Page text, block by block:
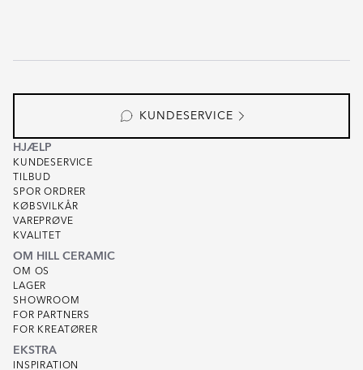
KUNDESERVICE
HJÆLP
KUNDESERVICE
TILBUD
SPOR ORDRER
KØBSVILKÅR
VAREPRØVE
KVALITET
OM HILL CERAMIC
OM OS
LAGER
SHOWROOM
FOR PARTNERS
FOR KREATØRER
EKSTRA
INSPIRATION